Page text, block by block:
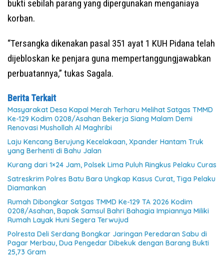
bukti sebilah parang yang dipergunakan menganiaya
korban.
“Tersangka dikenakan pasal 351 ayat 1 KUH Pidana telah
dijebloskan ke penjara guna mempertanggungjawabkan
perbuatannya,” tukas Sagala.
Berita Terkait
Masyarakat Desa Kapal Merah Terharu Melihat Satgas TMMD
Ke-129 Kodim 0208/Asahan Bekerja Siang Malam Demi
Renovasi Mushollah Al Maghribi
Laju Kencang Berujung Kecelakaan, Xpander Hantam Truk
yang Berhenti di Bahu Jalan
Kurang dari 1×24 Jam, Polsek Lima Puluh Ringkus Pelaku Curas
Satreskrim Polres Batu Bara Ungkap Kasus Curat, Tiga Pelaku
Diamankan
Rumah Dibongkar Satgas TMMD Ke-129 TA 2026 Kodim
0208/Asahan, Bapak Samsul Bahri Bahagia Impiannya Miliki
Rumah Layak Huni Segera Terwujud
Polresta Deli Serdang Bongkar Jaringan Peredaran Sabu di
Pagar Merbau, Dua Pengedar Dibekuk dengan Barang Bukti
25,73 Gram